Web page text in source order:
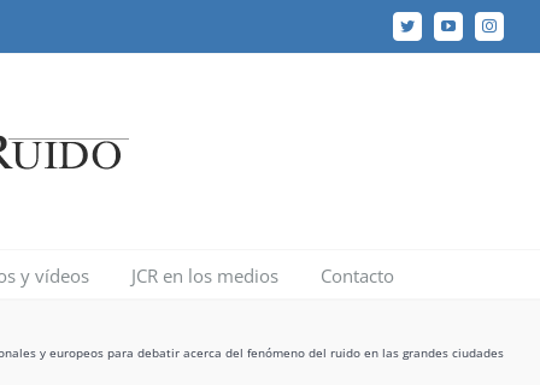
TwitterYouTube
y vídeos JCR en los medios Contacto
y europeos para debatir acerca del fenómeno del ruido en las grandes ciudades